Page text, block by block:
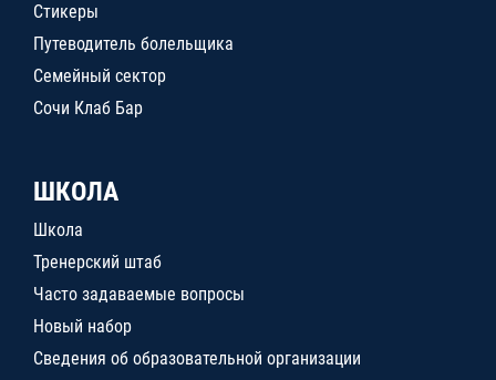
Стикеры
Путеводитель болельщика
Семейный сектор
Сочи Клаб Бар
ШКОЛА
Школа
Тренерский штаб
Часто задаваемые вопросы
Новый набор
Сведения об образовательной организации